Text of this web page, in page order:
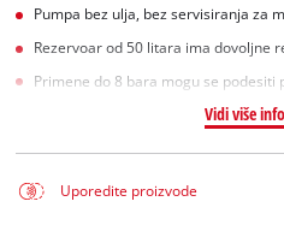
Pumpa bez ulja, bez servisiranja za
Rezervoar od 50 litara ima dovoljne
Primene do 8 bara mogu se
Vidi više
Uporedite proizvode